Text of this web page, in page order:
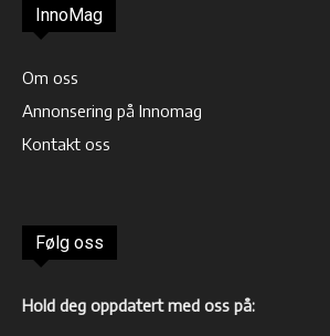
InnoMag
Om oss
Annonsering på Innomag
Kontakt oss
Følg oss
Hold deg oppdatert med oss på: